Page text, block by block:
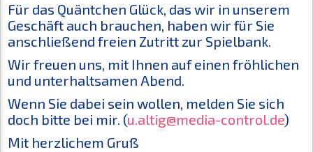
Für das Quäntchen Glück, das wir in unserem
Geschäft auch brauchen, haben wir für Sie
anschließend freien Zutritt zur Spielbank.
Wir freuen uns, mit Ihnen auf einen fröhlichen
und unterhaltsamen Abend.
Wenn Sie dabei sein wollen, melden Sie sich
doch bitte bei mir. (u.altig@media-control.de)
Mit herzlichem Gruß